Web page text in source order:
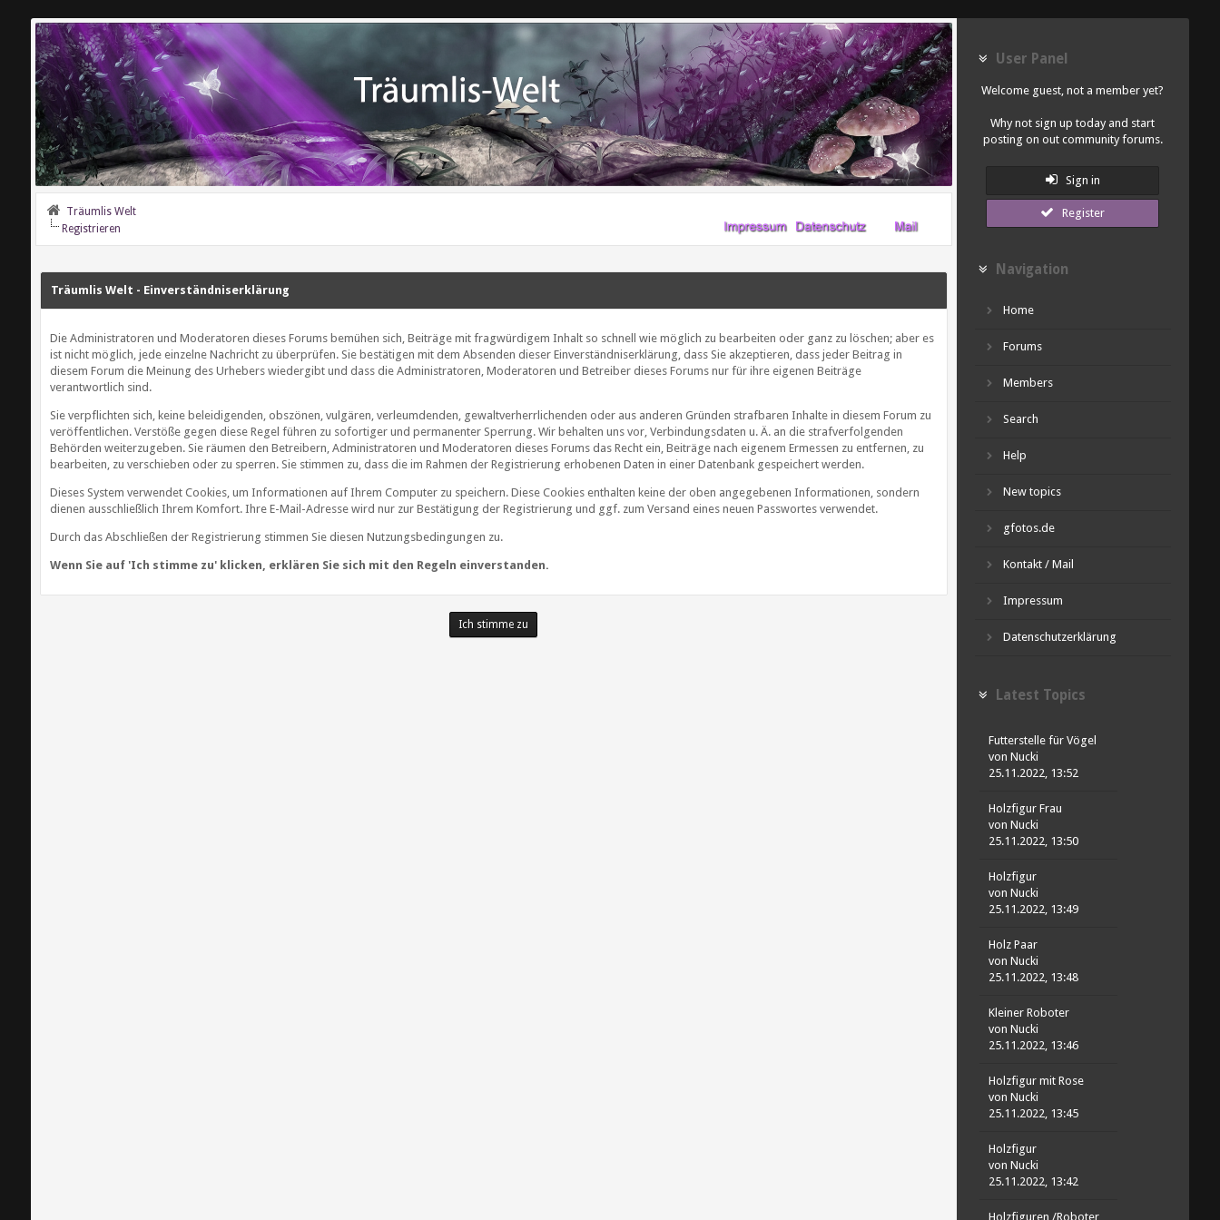
Träumlis Welt
Registrieren
Träumlis Welt - Einverständniserklärung
Die Administratoren und Moderatoren dieses Forums bemühen sich, Beiträge mit fragwürdigem Inhalt so schnell wie möglich zu bearbeiten oder ganz zu löschen; aber es
ist nicht möglich, jede einzelne Nachricht zu überprüfen. Sie bestätigen mit dem Absenden dieser Einverständniserklärung, dass Sie akzeptieren, dass jeder Beitrag in
diesem Forum die Meinung des Urhebers wiedergibt und dass die Administratoren, Moderatoren und Betreiber dieses Forums nur für ihre eigenen Beiträge
verantwortlich sind.
Sie verpflichten sich, keine beleidigenden, obszönen, vulgären, verleumdenden, gewaltverherrlichenden oder aus anderen Gründen strafbaren Inhalte in diesem Forum zu
veröffentlichen. Verstöße gegen diese Regel führen zu sofortiger und permanenter Sperrung. Wir behalten uns vor, Verbindungsdaten u. Ä. an die strafverfolgenden
Behörden weiterzugeben. Sie räumen den Betreibern, Administratoren und Moderatoren dieses Forums das Recht ein, Beiträge nach eigenem Ermessen zu entfernen, zu
bearbeiten, zu verschieben oder zu sperren. Sie stimmen zu, dass die im Rahmen der Registrierung erhobenen Daten in einer Datenbank gespeichert werden.
Dieses System verwendet Cookies, um Informationen auf Ihrem Computer zu speichern. Diese Cookies enthalten keine der oben angegebenen Informationen, sondern
dienen ausschließlich Ihrem Komfort. Ihre E-Mail-Adresse wird nur zur Bestätigung der Registrierung und ggf. zum Versand eines neuen Passwortes verwendet.
Durch das Abschließen der Registrierung stimmen Sie diesen Nutzungsbedingungen zu.
Wenn Sie auf 'Ich stimme zu' klicken, erklären Sie sich mit den Regeln einverstanden.
User Panel
Welcome guest, not a member yet?
Why not sign up today and start
posting on out community forums.
Sign in
Register
Navigation
Home
Forums
Members
Search
Help
New topics
gfotos.de
Kontakt / Mail
Impressum
Datenschutzerklärung
Latest Topics
Futterstelle für Vögel
von Nucki
25.11.2022, 13:52
Holzfigur Frau
von Nucki
25.11.2022, 13:50
Holzfigur
von Nucki
25.11.2022, 13:49
Holz Paar
von Nucki
25.11.2022, 13:48
Kleiner Roboter
von Nucki
25.11.2022, 13:46
Holzfigur mit Rose
von Nucki
25.11.2022, 13:45
Holzfigur
von Nucki
25.11.2022, 13:42
Holzfiguren /Roboter